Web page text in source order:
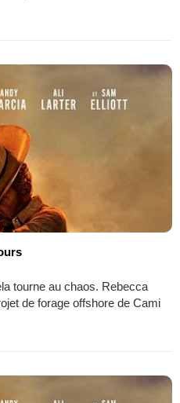
tourne au chaos. Rebecca
de forage offshore de Cami